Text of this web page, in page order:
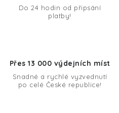
Do 24 hodin od připsání
platby!
Přes 13 000 výdejních míst
Snadné a rychlé vyzvednutí
po celé České republice!